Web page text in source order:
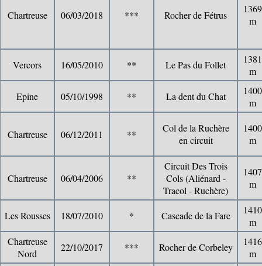
Chartreuse 06/03/2018 *** Rocher de Fétrus
1369
m
Vercors 16/05/2010 ** Le Pas du Follet
1381
m
Epine 05/10/1998 ** La dent du Chat
1400
m
Chartreuse 06/12/2011 **
Col de la Ruchère
en circuit
1400
m
Chartreuse 06/04/2006 **
Circuit Des Trois
Cols (Aliénard -
Tracol - Ruchère)
1407
m
Les Rousses 18/07/2010 * Cascade de la Fare
1410
m
Chartreuse
Nord
22/10/2017 *** Rocher de Corbeley
1416
m